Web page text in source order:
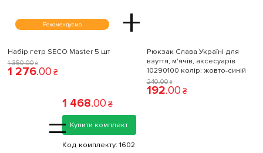
Рекомендуємо +
Набір гетр SECO Master 5 шт
1 350.00 ₴
1 276.00 ₴
Рюкзак Слава Україні для
взуття, м'ячів, аксесуарів
10290100 колiр: жовто-синій
240.00 ₴
192.00 ₴
=
1 468.00 ₴
Купити комплект
Код комплекту: 1602